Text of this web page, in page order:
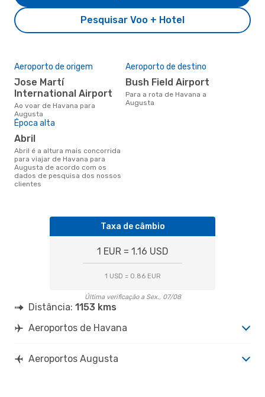
Pesquisar Voo + Hotel
Aeroporto de origem
Jose Martí
International Airport
Ao voar de Havana para
Augusta
Aeroporto de destino
Bush Field Airport
Para a rota de Havana a
Augusta
Época alta
abril
abril é a altura mais concorrida
para viajar de Havana para
Augusta de acordo com os
dados de pesquisa dos nossos
clientes
Taxa de câmbio
1 EUR = 1.16 USD
1 USD = 0.86 EUR
Última verificação a Sex., 07/08
Distância: 1153 kms
Aeroportos de Havana
Aeroportos Augusta